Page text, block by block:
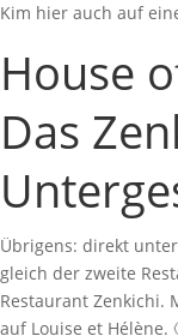
Kim hier auch auf
House
Das
Übrigens: direkt
gleich der zweite
Restaurant Zenkichi.
auf Louise et Hélène.